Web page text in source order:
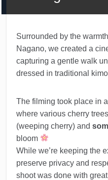
Surrounded by the
Nagano, we created a
capturing a gentle walk
dressed in traditional
The filming took place in
where various cherry
(weeping cherry) and
bloom
While we’re keeping the
preserve privacy and
shoot was done with